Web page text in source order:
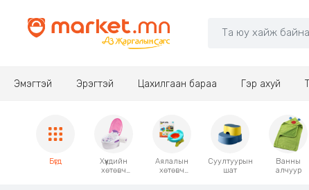
Эмэгтэй Эрэгтэй Цахилгаан бараа Гэр ахуй
Бүгд
Хүүхдийн
хөтөвч
Аялалын
хөтөвч
Суултуурын
шат
Ванны
алчуур